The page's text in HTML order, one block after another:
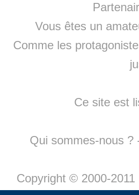
Vous êtes un
Comme les
Ce site est
Qui sommes-nous ?
Copyright © 2000-